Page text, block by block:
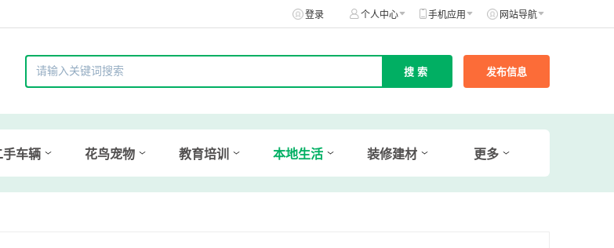
登录 个人中心 手机应用 网站导航
发布信息
手车辆 花鸟宠物 教育培训 本地生活 装修建材 更多